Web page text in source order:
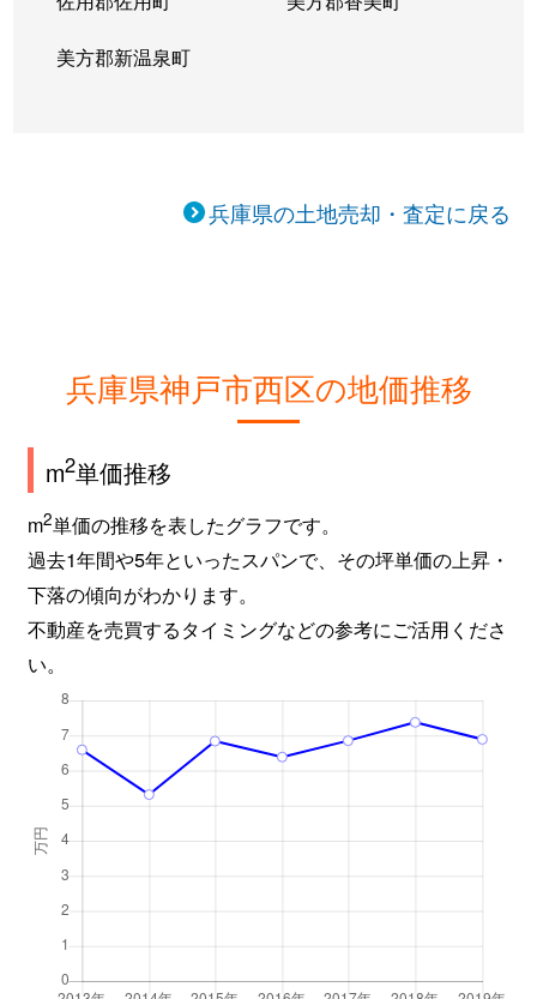
美方郡新温泉町
兵庫県の土地売却・査定に戻る
兵庫県神戸市西区の地価推移
m2単価推移
m2単価の推移を表したグラフです。
過去1年間や5年といったスパンで、その坪単価の上昇・
下落の傾向がわかります。
不動産を売買するタイミングなどの参考にご活用くださ
い。